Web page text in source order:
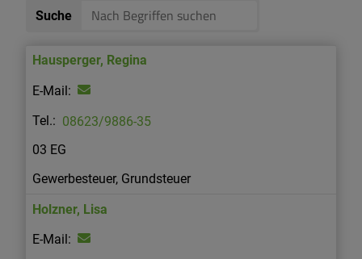
Suche
Hausperger, Regina
08623/9886-35
03 EG
Gewerbesteuer, Grundsteuer
Holzner, Lisa